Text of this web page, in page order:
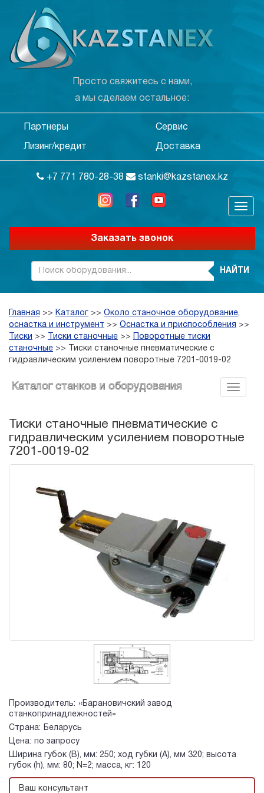
Просто свяжитесь с нами,
а мы сделаем остальное:
Партнеры Сервис
Лизинг/кредит Доставка
+7 771 780-28-38 stanki@kazstanex.kz
Заказать звонок
НАЙТИ
Главная >> Каталог >> Около станочное оборудование,
оснастка и инструмент >> Оснастка и приспособления >>
Тиски >> Тиски станочные >>
Поворотные тиски
станочные >>
Тиски станочные пневматические с
гидравлическим усилением поворотные 7201-0019-02
Каталог станков и оборудования
Тиски станочные пневматические с
гидравлическим усилением поворотные
7201-0019-02
Производитель: «Барановичский завод
станкопринадлежностей»
Страна:
Беларусь
Цена:
по запросу
Ширина губок (B), мм: 250; ход губки (A), мм 320; высота
губок (h), мм: 80; N=2; масса, кг: 120
Ваш консультант